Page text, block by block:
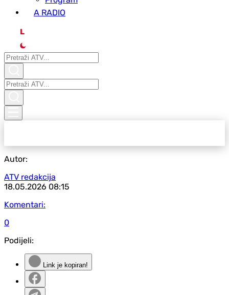
A RADIO
L
Autor:
ATV redakcija
18.05.2026 08:15
Komentari:
0
Podijeli:
Link je kopiran!